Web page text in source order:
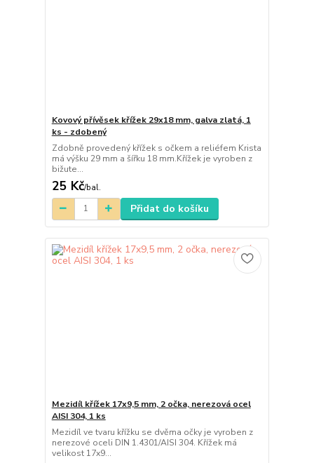
Kovový přívěsek křížek 29x18 mm, galva zlatá, 1
ks - zdobený
Zdobně provedený křížek s očkem a reliéfem Krista
má výšku 29 mm a šířku 18 mm.Křížek je vyroben z
bižute...
25 Kč/bal.
Přidat do košíku
Mezidíl křížek 17x9,5 mm, 2 očka, nerezová ocel
AISI 304, 1 ks
Mezidíl ve tvaru křížku se dvěma očky je vyroben z
nerezové oceli DIN 1.4301/AISI 304. Křížek má
velikost 17x9...